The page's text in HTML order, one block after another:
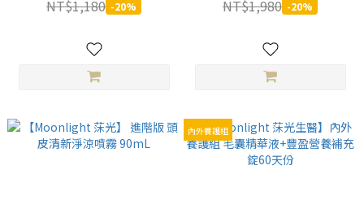
NT$1,180 -20%
NT$1,980 -20%
內外養護組